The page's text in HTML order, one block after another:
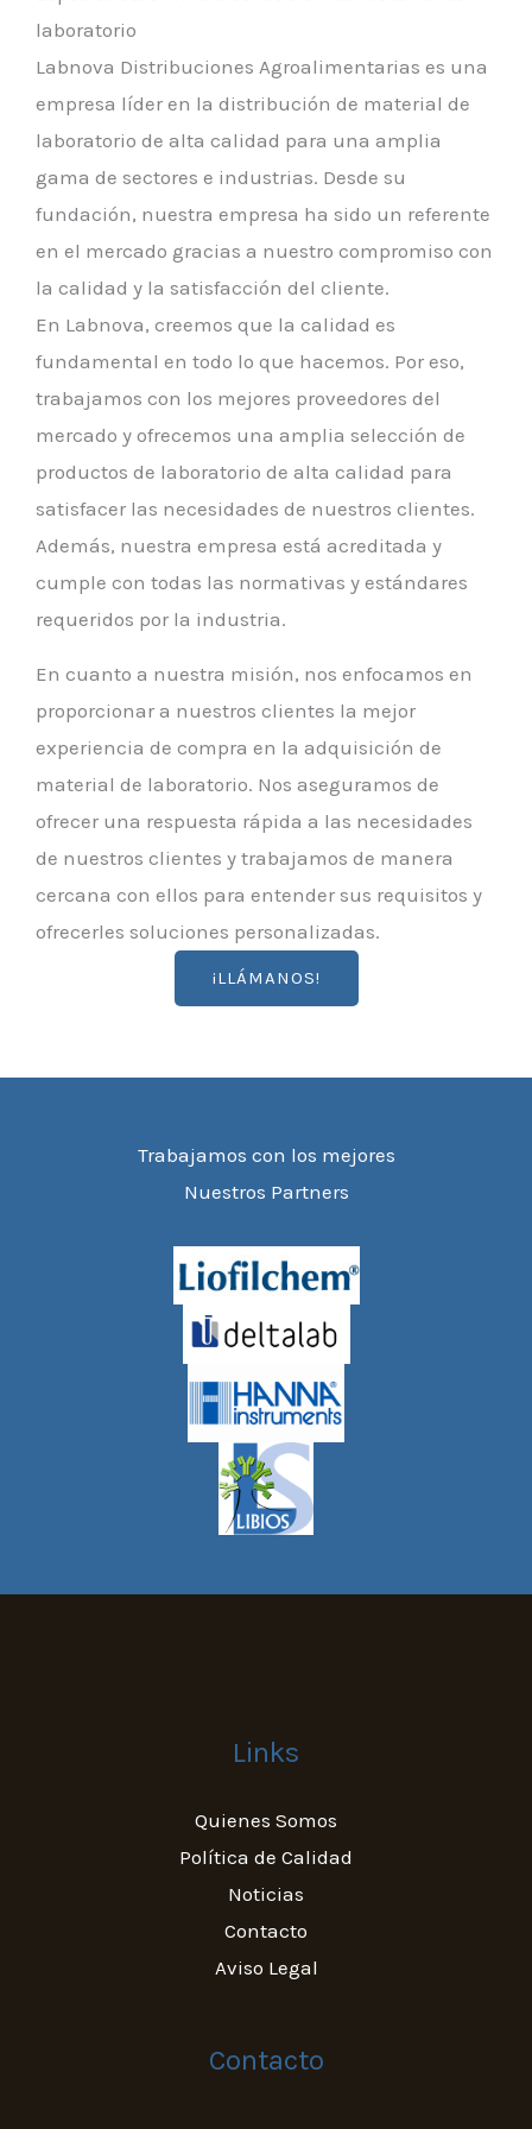
laboratorio
Labnova Distribuciones Agroalimentarias es una
empresa líder en la distribución de material de
laboratorio de alta calidad para una amplia
gama de sectores e industrias. Desde su
fundación, nuestra empresa ha sido un referente
en el mercado gracias a nuestro compromiso con
la calidad y la satisfacción del cliente.
En Labnova, creemos que la calidad es
fundamental en todo lo que hacemos. Por eso,
trabajamos con los mejores proveedores del
mercado y ofrecemos una amplia selección de
productos de laboratorio de alta calidad para
satisfacer las necesidades de nuestros clientes.
Además, nuestra empresa está acreditada y
cumple con todas las normativas y estándares
requeridos por la industria.
En cuanto a nuestra misión, nos enfocamos en
proporcionar a nuestros clientes la mejor
experiencia de compra en la adquisición de
material de laboratorio. Nos aseguramos de
ofrecer una respuesta rápida a las necesidades
de nuestros clientes y trabajamos de manera
cercana con ellos para entender sus requisitos y
ofrecerles soluciones personalizadas.
¡LLÁMANOS!
Trabajamos con los mejores
Nuestros Partners
Links
Quienes Somos
Política de Calidad
Noticias
Contacto
Aviso Legal
Contacto